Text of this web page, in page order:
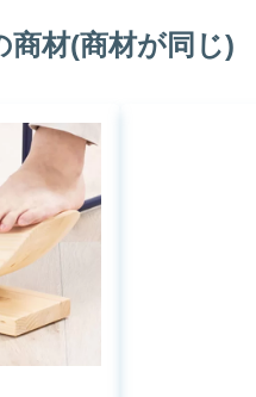
材(商材が同じ)